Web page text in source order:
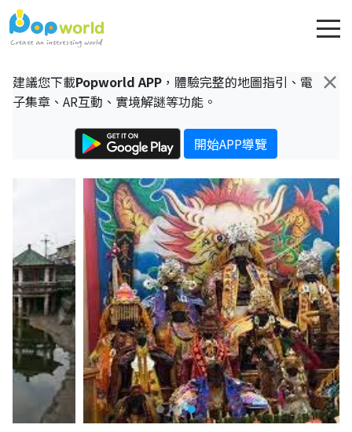
×
建議您下載Popworld APP ，體驗完整的地圖指引、電
子集章、AR互動、實境解謎等功能。
開始APP導覽